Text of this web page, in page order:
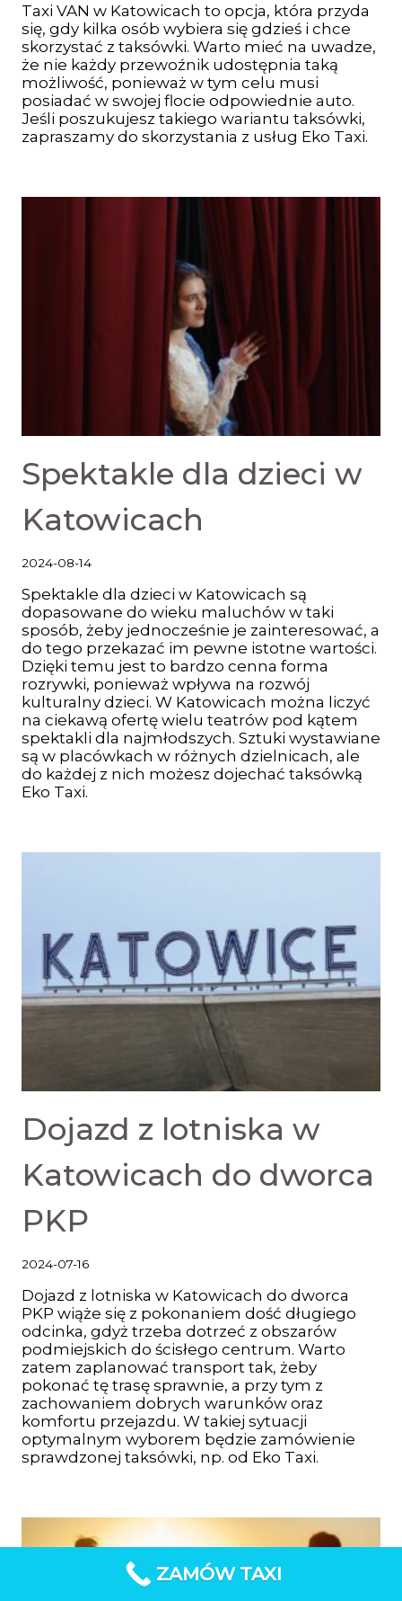
Taxi VAN w Katowicach to opcja, która przyda
się, gdy kilka osób wybiera się gdzieś i chce
skorzystać z taksówki. Warto mieć na uwadze,
że nie każdy przewoźnik udostępnia taką
możliwość, ponieważ w tym celu musi
posiadać w swojej flocie odpowiednie auto.
Jeśli poszukujesz takiego wariantu taksówki,
zapraszamy do skorzystania z usług Eko Taxi.
Spektakle dla dzieci w
Katowicach
2024-08-14
Spektakle dla dzieci w Katowicach są
dopasowane do wieku maluchów w taki
sposób, żeby jednocześnie je zainteresować, a
do tego przekazać im pewne istotne wartości.
Dzięki temu jest to bardzo cenna forma
rozrywki, ponieważ wpływa na rozwój
kulturalny dzieci. W Katowicach można liczyć
na ciekawą ofertę wielu teatrów pod kątem
spektakli dla najmłodszych. Sztuki wystawiane
są w placówkach w różnych dzielnicach, ale
do każdej z nich możesz dojechać taksówką
Eko Taxi.
Dojazd z lotniska w
Katowicach do dworca
PKP
2024-07-16
Dojazd z lotniska w Katowicach do dworca
PKP wiąże się z pokonaniem dość długiego
odcinka, gdyż trzeba dotrzeć z obszarów
podmiejskich do ścisłego centrum. Warto
zatem zaplanować transport tak, żeby
pokonać tę trasę sprawnie, a przy tym z
zachowaniem dobrych warunków oraz
komfortu przejazdu. W takiej sytuacji
optymalnym wyborem będzie zamówienie
sprawdzonej taksówki, np. od Eko Taxi.
ZAMÓW TAXI